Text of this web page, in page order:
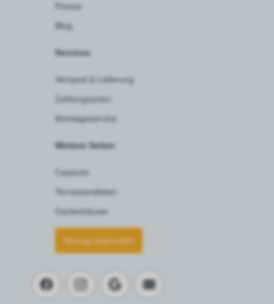
Presse
Blog
Services
Versand & Lieferung
Zahlungsarten
Montageservice
Weitere Seiten
Carports
Terrassendielen
Gartenhäuser
Vertrag widerrufen